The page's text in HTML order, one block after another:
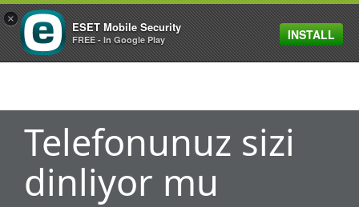
MENU
Telefonunuz sizi
dinliyor mu
×
ESET Mobile Security
FREE - In Google Play INSTALL